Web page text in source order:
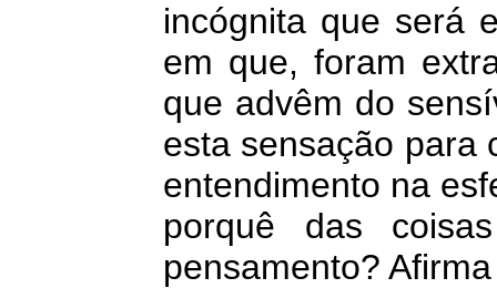
incógnita que será
em que, foram
que advêm do
esta sensação para
entendimento na
porquê das
pensamento?